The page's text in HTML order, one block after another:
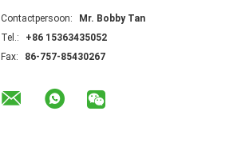
Contactpersoon:
Mr. Bobby Tan
Tel.:
+86 15363435052
Fax:
86-757-85430267